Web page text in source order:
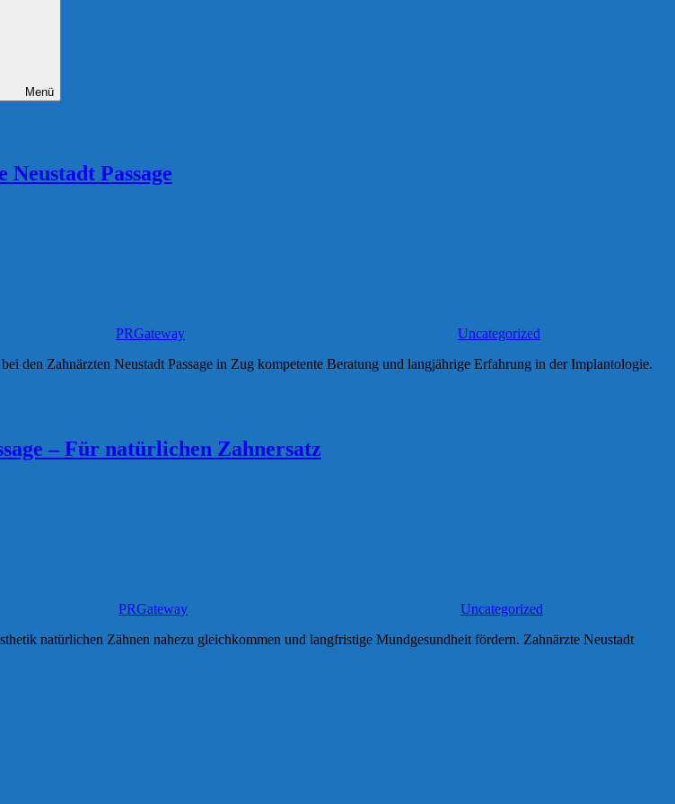
Menü
Passage
PRGateway
Uncategorized
den Zahnärzten Neustadt Passage in Zug kompetente Beratung und langjährige Erfahrung in der Implantologie.
– Für natürlichen Zahnersatz
PRGateway
Uncategorized
natürlichen Zähnen nahezu gleichkommen und langfristige Mundgesundheit fördern. Zahnärzte Neustadt